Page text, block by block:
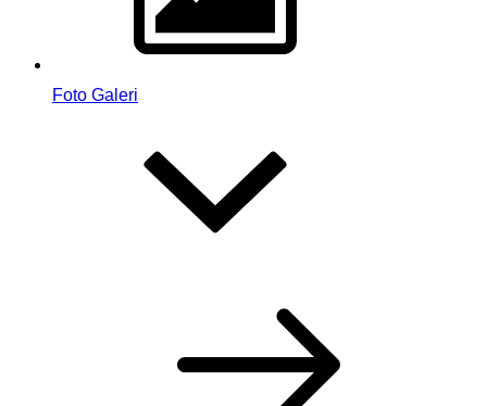
Foto Galeri